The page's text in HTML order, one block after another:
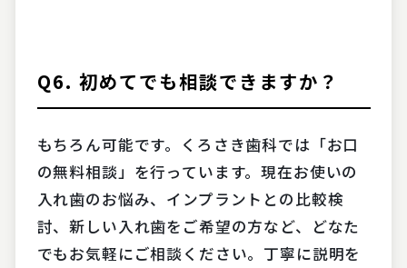
Q6. 初めてでも相談できますか？
もちろん可能です。くろさき歯科では「お口
の無料相談」を行っています。現在お使いの
入れ歯のお悩み、インプラントとの比較検
討、新しい入れ歯をご希望の方など、どなた
でもお気軽にご相談ください。丁寧に説明を